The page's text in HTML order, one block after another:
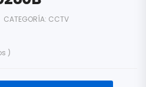
CATEGORÍA: CCTV
)